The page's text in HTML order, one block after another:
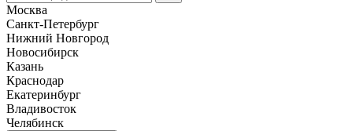
Москва
Санкт-Петербург
Нижний Новгород
Новосибирск
Казань
Краснодар
Екатеринбург
Владивосток
Челябинск